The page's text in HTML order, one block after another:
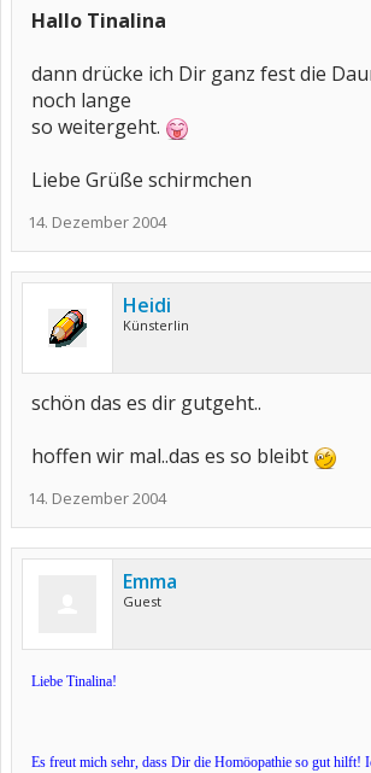
Hallo Tinalina
dann drücke ich Dir ganz fest die
noch lange
so weitergeht.
Liebe Grüße schirmchen
14. Dezember 2004
Heidi
Künsterlin
schön das es dir gutgeht..
hoffen wir mal..das es so bleibt
14. Dezember 2004
Emma
Guest
Liebe Tinalina!
Es freut mich sehr, dass Dir die Homöopathie so gut hilft!